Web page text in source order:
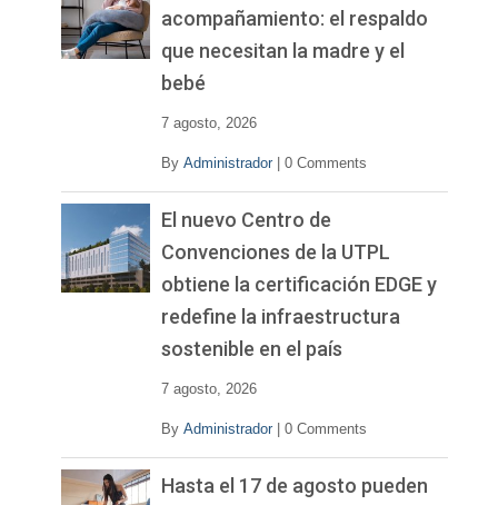
acompañamiento: el respaldo
que necesitan la madre y el
bebé
7 agosto, 2026
By Administrador 0 Comments
El nuevo Centro de
Convenciones de la UTPL
obtiene la certificación EDGE y
redefine la infraestructura
sostenible en el país
7 agosto, 2026
By Administrador 0 Comments
Hasta el 17 de agosto pueden